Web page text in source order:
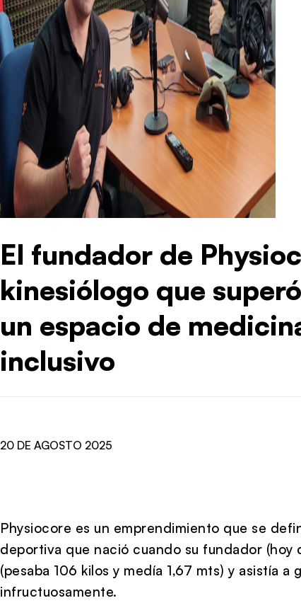
El fundador de
kinesiólogo que
un espacio de
inclusivo
20 DE AGOSTO 2025
Physiocore es un emprendimiento que se
deportiva que nació cuando su fundador (hoy
(pesaba 106 kilos y medía 1,67 mts) y asistía a
infructuosamente.